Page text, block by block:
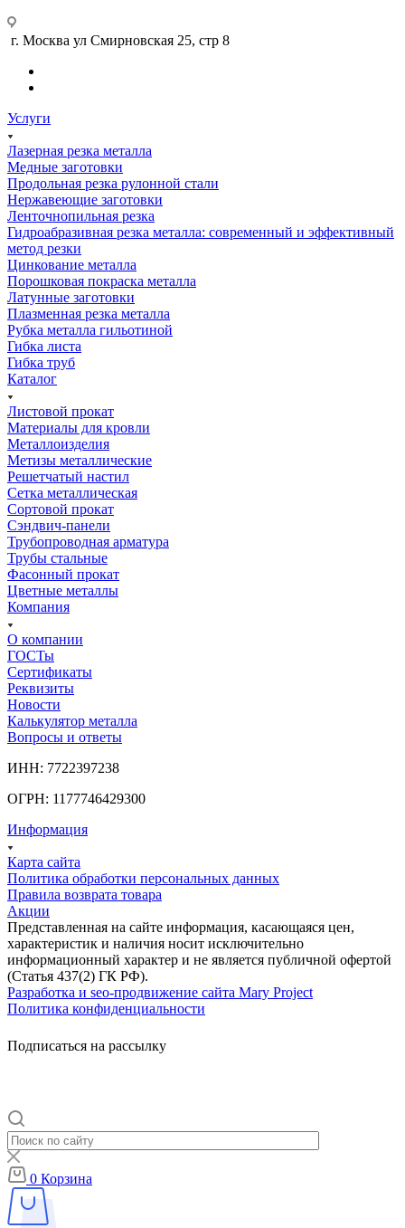
г. Москва ул Смирновская 25, стр 8
Услуги
Лазерная резка металла
Медные заготовки
Продольная резка рулонной стали
Нержавеющие заготовки
Ленточнопильная резка
Гидроабразивная резка металла: современный и эффективный
метод резки
Цинкование металла
Порошковая покраска металла
Латунные заготовки
Плазменная резка металла
Рубка металла гильотиной
Гибка листа
Гибка труб
Каталог
Листовой прокат
Материалы для кровли
Металлоизделия
Метизы металлические
Решетчатый настил
Сетка металлическая
Сортовой прокат
Сэндвич-панели
Трубопроводная арматура
Трубы стальные
Фасонный прокат
Цветные металлы
Компания
О компании
ГОСТы
Сертификаты
Реквизиты
Новости
Калькулятор металла
Вопросы и ответы
ИНН: 7722397238
ОГРН: 1177746429300
Информация
Карта сайта
Политика обработки персональных данных
Правила возврата товара
Акции
Представленная на сайте информация, касающаяся цен,
характеристик и наличия носит исключительно
информационный характер и не является публичной офертой
(Статья 437(2) ГК РФ).
Разработка и seo-продвижение сайта Mary Project
Политика конфиденциальности
Подписаться на рассылку
0 Корзина